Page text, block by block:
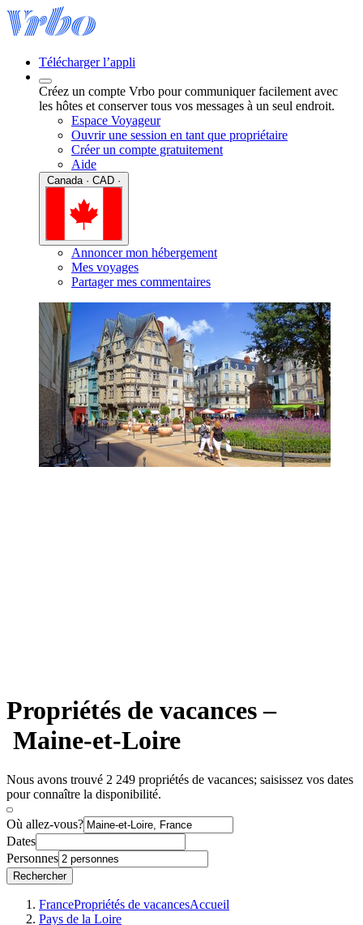
Télécharger l’appli
Créez un compte Vrbo pour communiquer facilement avec
les hôtes et conserver tous vos messages à un seul endroit.
Espace Voyageur
Ouvrir une session en tant que propriétaire
Créer un compte gratuitement
Aide
Annoncer mon hébergement
Mes voyages
Partager mes commentaires
Propriétés de vacances –
Maine-et-Loire
Nous avons trouvé 2 249 propriétés de vacances; saisissez vos dates
pour connaître la disponibilité.
Où allez-vous?
Dates
Personnes
Rechercher
FrancePropriétés de vacancesAccueil
Pays de la Loire